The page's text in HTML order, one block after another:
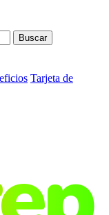
Buscar
Tarjeta de